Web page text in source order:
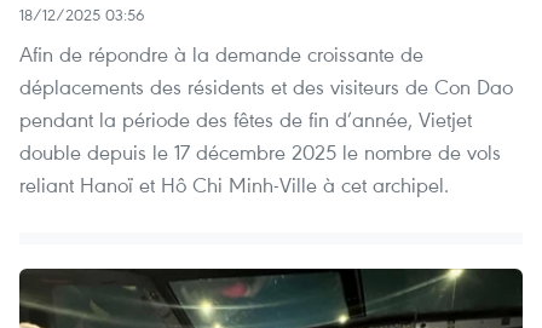
18/12/2025 03:56
Afin de répondre à la demande croissante de
déplacements des résidents et des visiteurs de Con Dao
pendant la période des fêtes de fin d’année, Vietjet
double depuis le 17 décembre 2025 le nombre de vols
reliant Hanoï et Hô Chi Minh-Ville à cet archipel.